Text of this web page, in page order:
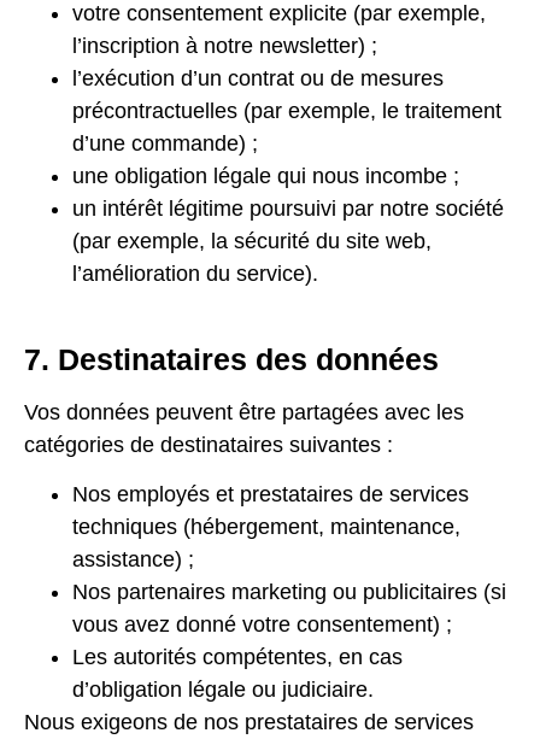
votre consentement explicite (par exemple,
l’inscription à notre newsletter) ;
l’exécution d’un contrat ou de mesures
précontractuelles (par exemple, le traitement
d’une commande) ;
une obligation légale qui nous incombe ;
un intérêt légitime poursuivi par notre société
(par exemple, la sécurité du site web,
l’amélioration du service).
7. Destinataires des données
Vos données peuvent être partagées avec les
catégories de destinataires suivantes :
Nos employés et prestataires de services
techniques (hébergement, maintenance,
assistance) ;
Nos partenaires marketing ou publicitaires (si
vous avez donné votre consentement) ;
Les autorités compétentes, en cas
d’obligation légale ou judiciaire.
Nous exigeons de nos prestataires de services